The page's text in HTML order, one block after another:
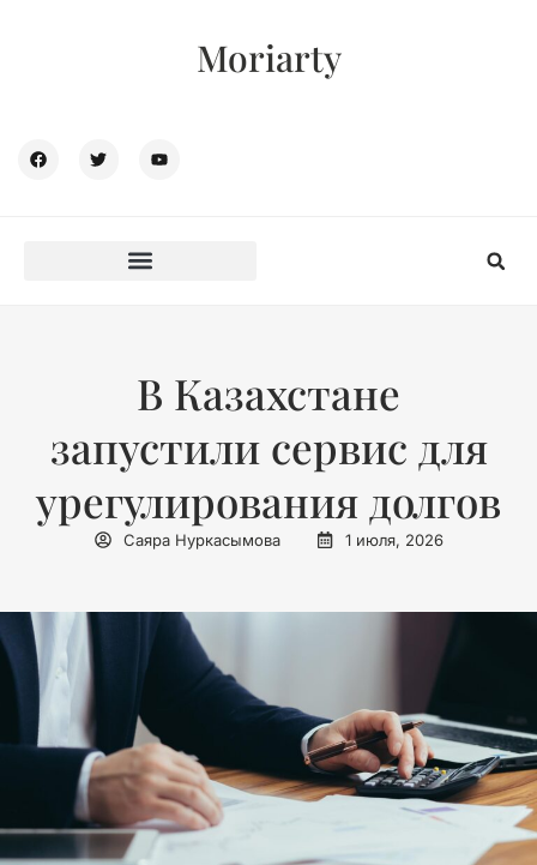
Moriarty
В Казахстане
запустили сервис для
урегулирования долгов
Саяра Нуркасымова 1 июля, 2026